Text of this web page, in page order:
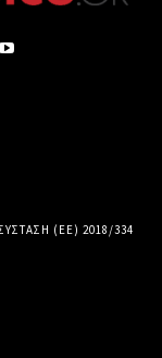
(ΕΕ) 2018/334